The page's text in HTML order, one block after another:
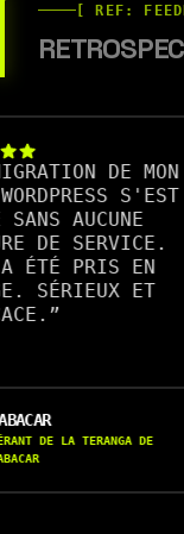
[ REF:
DE MON
S'EST
AUCUNE
SERVICE.
PRIS EN
ET
”
LA TERANGA DE